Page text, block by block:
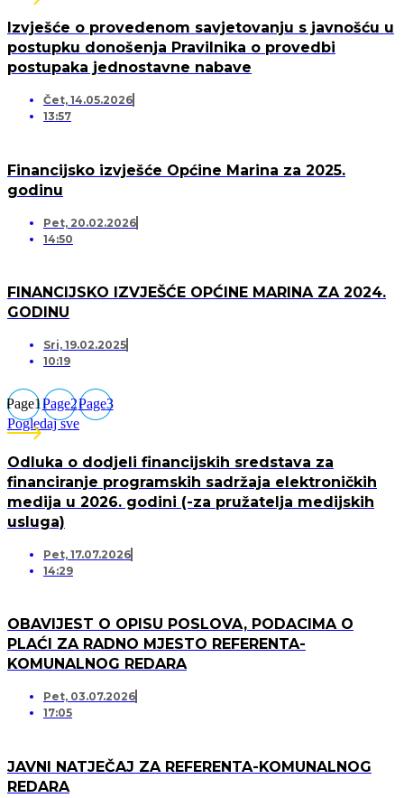
Izvješće o provedenom savjetovanju s javnošću u
postupku donošenja Pravilnika o provedbi
postupaka jednostavne nabave
Čet, 14.05.2026
13:57
Financijsko izvješće Općine Marina za 2025.
godinu
Pet, 20.02.2026
14:50
FINANCIJSKO IZVJEŠĆE OPĆINE MARINA ZA 2024.
GODINU
Sri, 19.02.2025
10:19
Page1Page2Page3
Pogledaj sve
Odluka o dodjeli financijskih sredstava za
financiranje programskih sadržaja elektroničkih
medija u 2026. godini (-za pružatelja medijskih
usluga)
Pet, 17.07.2026
14:29
OBAVIJEST O OPISU POSLOVA, PODACIMA O
PLAĆI ZA RADNO MJESTO REFERENTA-
KOMUNALNOG REDARA
Pet, 03.07.2026
17:05
JAVNI NATJEČAJ ZA REFERENTA-KOMUNALNOG
REDARA